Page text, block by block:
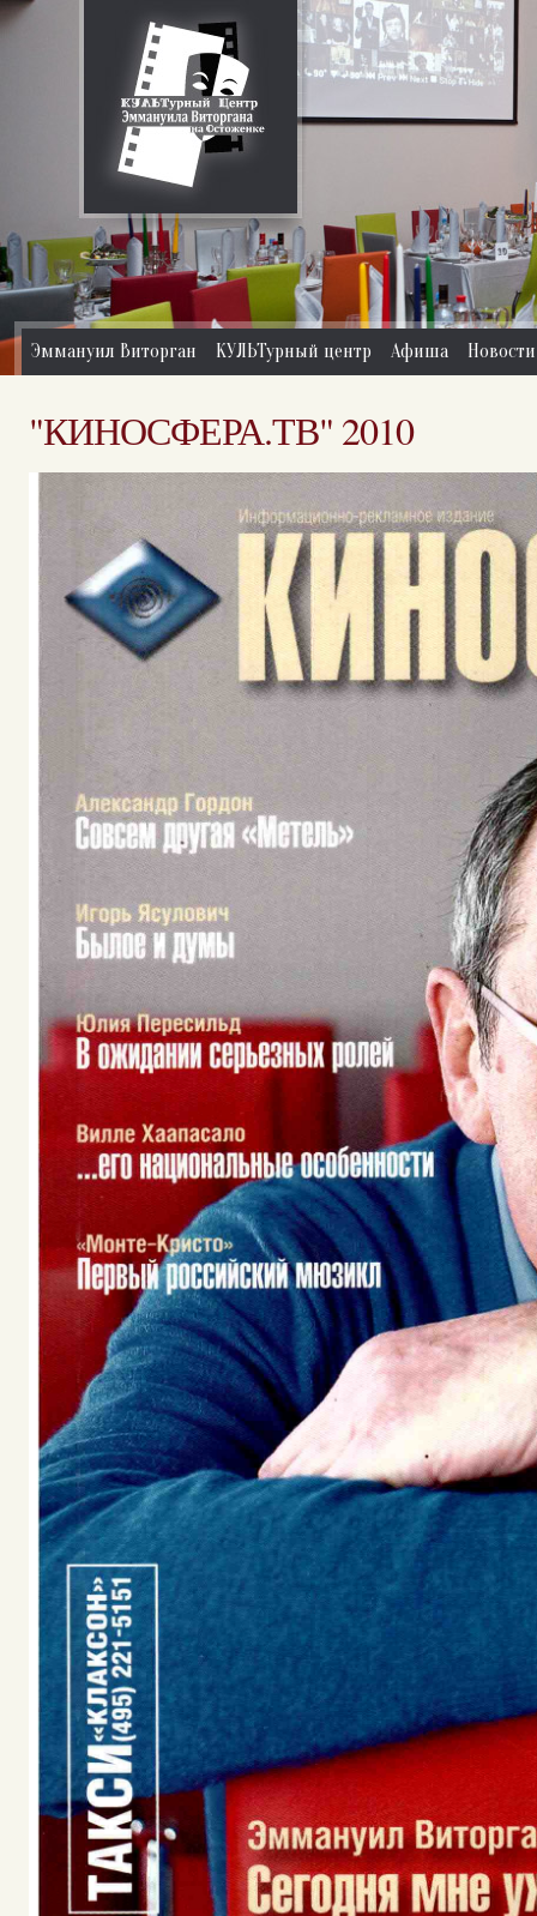
Эммануил Виторган КУЛЬТурный центр Афиша Новости
"КИНОСФЕРА.ТВ" 2010